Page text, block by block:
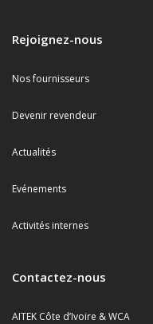
Rejoignez-nous
Nos fournisseurs
Devenir revendeur
Actualités
Evénements
Activités internes
Contactez-nous
AITEK Côte d’Ivoire & WCA